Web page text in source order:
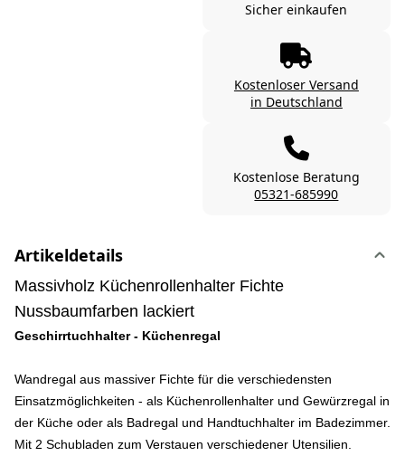
Sicher einkaufen
Kostenloser Versand
in Deutschland
Kostenlose Beratung
05321-685990
Artikeldetails
Massivholz Küchenrollenhalter Fichte
Nussbaumfarben lackiert
Geschirrtuchhalter - Küchenregal
Wandregal aus massiver Fichte für die verschiedensten
Einsatzmöglichkeiten - als Küchenrollenhalter und Gewürzregal in
der Küche oder als Badregal und Handtuchhalter im Badezimmer.
Mit 2 Schubladen zum Verstauen verschiedener Utensilien.